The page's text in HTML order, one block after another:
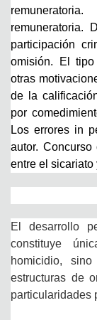
remuneratoria.
participación
omisión. El
otras
de la
por
Los errores in
autor.
entre el
El desarrollo
constituye
homicidio,
estructuras de
particularidades